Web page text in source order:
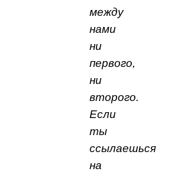
между
нами
ни
первого,
ни
второго.
Если
ты
ссылаешься
на